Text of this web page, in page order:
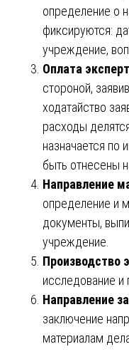
определение о
фиксируются:
учреждение,
Оплата
стороной,
ходатайство
расходы
назначается по
быть отнесены
Направление
определение и
документы,
учреждение.
Производство
исследование и
Направление
заключение
материалам